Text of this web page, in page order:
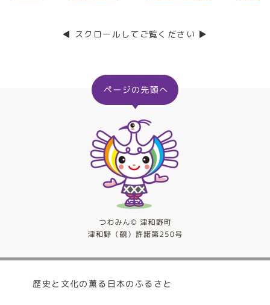
◀ スクロールしてご覧ください ▶
歴史と文化の薫る日本のふるさと